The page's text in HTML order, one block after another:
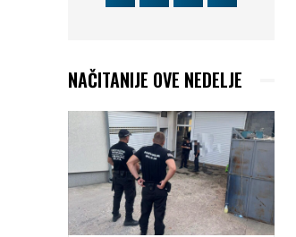
NAČITANIJE OVE NEDELJE